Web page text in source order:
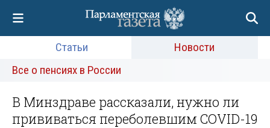
Статьи
Новости
Все о пенсиях в России
В Минздраве рассказали, нужно ли
прививаться переболевшим COVID-19